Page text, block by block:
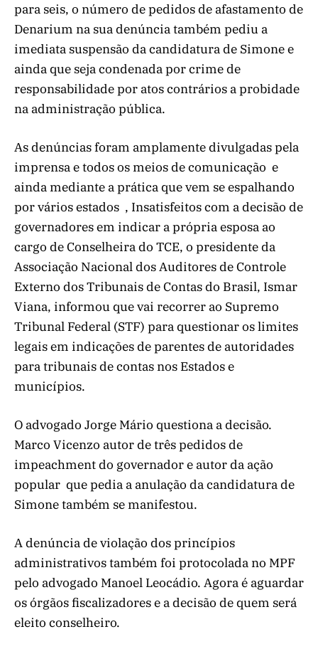
para seis, o número de pedidos de afastamento de
Denarium na sua denúncia também pediu a
imediata suspensão da candidatura de Simone e
ainda que seja condenada por crime de
responsabilidade por atos contrários a probidade
na administração pública.
As denúncias foram amplamente divulgadas pela
imprensa e todos os meios de comunicação e
ainda mediante a prática que vem se espalhando
por vários estados , Insatisfeitos com a decisão de
governadores em indicar a própria esposa ao
cargo de Conselheira do TCE, o presidente da
Associação Nacional dos Auditores de Controle
Externo dos Tribunais de Contas do Brasil, Ismar
Viana, informou que vai recorrer ao Supremo
Tribunal Federal (STF) para questionar os limites
legais em indicações de parentes de autoridades
para tribunais de contas nos Estados e
municípios.
O advogado Jorge Mário questiona a decisão.
Marco Vicenzo autor de três pedidos de
impeachment do governador e autor da ação
popular que pedia a anulação da candidatura de
Simone também se manifestou.
A denúncia de violação dos princípios
administrativos também foi protocolada no MPF
pelo advogado Manoel Leocádio. Agora é aguardar
os órgãos fiscalizadores e a decisão de quem será
eleito conselheiro.